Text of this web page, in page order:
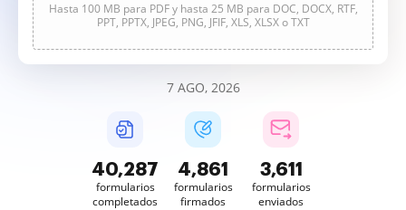
Hasta 100 MB para PDF y hasta 25 MB para DOC, DOCX, RTF,
PPT, PPTX, JPEG, PNG, JFIF, XLS, XLSX o TXT
7 AGO, 2026
40,289
formularios
completados
4,861
formularios
firmados
3,612
formularios
enviados